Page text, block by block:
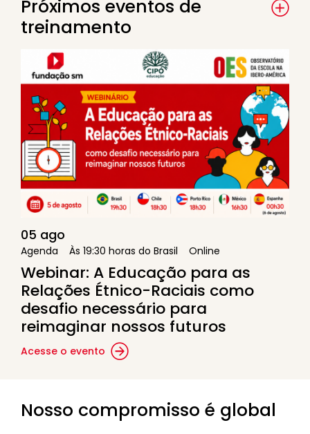
Próximos eventos de
treinamento
05 ago
Agenda Às 19:30 horas do Brasil Online
Webinar: A Educação para as
Relações Étnico-Raciais como
desafio necessário para
reimaginar nossos futuros
Acesse o evento
Nosso compromisso é global